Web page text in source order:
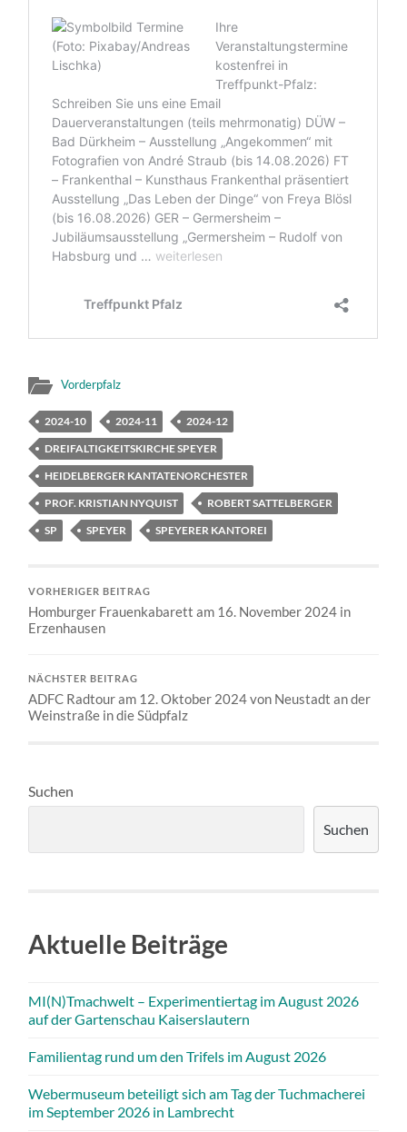
Vorderpfalz
2024-10 2024-11
2024-12
DREIFALTIGKEITSKIRCHE SPEYER
HEIDELBERGER KANTATENORCHESTER
PROF. KRISTIAN NYQUIST
ROBERT SATTELBERGER
SP
SPEYER SPEYERER KANTOREI
VORHERIGER BEITRAG
Homburger Frauenkabarett am 16. November 2024 in
Erzenhausen
NÄCHSTER BEITRAG
ADFC Radtour am 12. Oktober 2024 von Neustadt an der
Weinstraße in die Südpfalz
Suchen
Suchen
Aktuelle Beiträge
MI(N)Tmachwelt – Experimentiertag im August 2026
auf der Gartenschau Kaiserslautern
Familientag rund um den Trifels im August 2026
Webermuseum beteiligt sich am Tag der Tuchmacherei
im September 2026 in Lambrecht